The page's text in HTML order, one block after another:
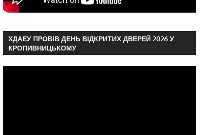
ХДАЕУ ПРОВІВ ДЕНЬ ВІДКРИТИХ ДВЕРЕЙ 2026 У
КРОПИВНИЦЬКОМУ